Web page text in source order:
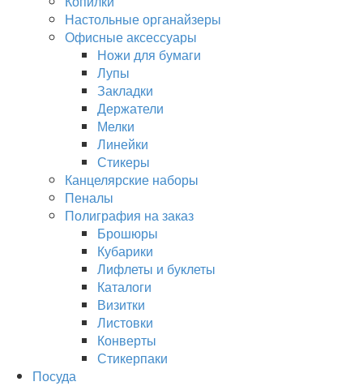
Настольные органайзеры
Офисные аксессуары
Ножи для бумаги
Лупы
Закладки
Держатели
Мелки
Линейки
Стикеры
Канцелярские наборы
Пеналы
Полиграфия на заказ
Брошюры
Кубарики
Лифлеты и буклеты
Каталоги
Визитки
Листовки
Конверты
Стикерпаки
Посуда